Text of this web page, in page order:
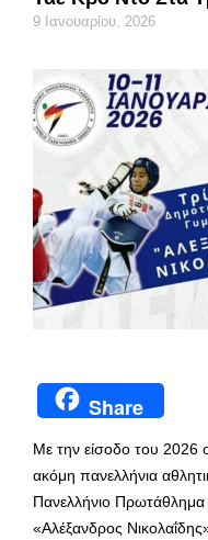
9 Ιανουαρίου, 2026
Share
Με την είσοδο του 2026
ακόμη πανελλήνια
Πανελλήνιο
«Αλέξανδρος